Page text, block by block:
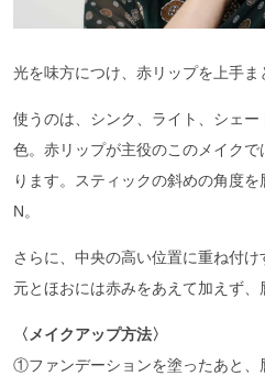
光を味方につけ、赤リップを上手ま
使うのは、シンク、ライト、シェ
色。赤リップが主役のこのメイク
ります。スティックの斜めの角度
N。
さらに、中央の高い位置に重ね付
元とほおには赤みをあえて加えず
〈メイクアップ方法〉
①ファンデーションを塗ったあと、